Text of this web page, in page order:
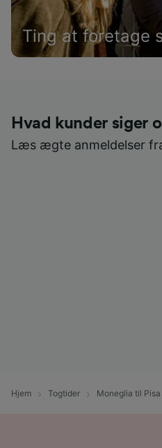
Ting at foretage
Hvad kunder siger
Læs ægte anmeldelser
Hjem Togtider Moneglia til Pisa